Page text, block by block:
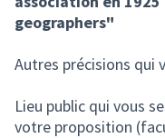
geographers"
Autres précisions qui
Lieu public qui vous
votre proposition